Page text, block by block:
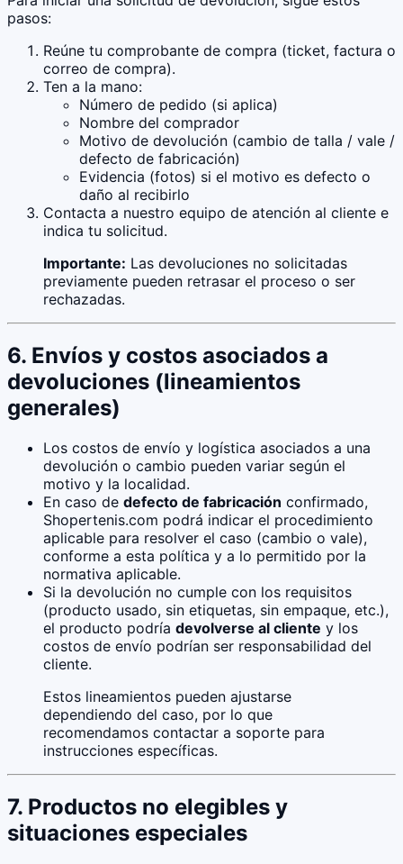
pasos:
Reúne tu comprobante de compra (ticket, factura o
correo de compra).
Ten a la mano:
Número de pedido (si aplica)
Nombre del comprador
Motivo de devolución (cambio de talla / vale /
defecto de fabricación)
Evidencia (fotos) si el motivo es defecto o
daño al recibirlo
Contacta a nuestro equipo de atención al cliente e
indica tu solicitud.
Importante: Las devoluciones no solicitadas
previamente pueden retrasar el proceso o ser
rechazadas.
6. Envíos y costos asociados a
devoluciones (lineamientos
generales)
Los costos de envío y logística asociados a una
devolución o cambio pueden variar según el
motivo y la localidad.
En caso de defecto de fabricación confirmado,
Shopertenis.com podrá indicar el procedimiento
aplicable para resolver el caso (cambio o vale),
conforme a esta política y a lo permitido por la
normativa aplicable.
Si la devolución no cumple con los requisitos
(producto usado, sin etiquetas, sin empaque, etc.),
el producto podría devolverse al cliente y los
costos de envío podrían ser responsabilidad del
cliente.
Estos lineamientos pueden ajustarse
dependiendo del caso, por lo que
recomendamos contactar a soporte para
instrucciones específicas.
7. Productos no elegibles y
situaciones especiales